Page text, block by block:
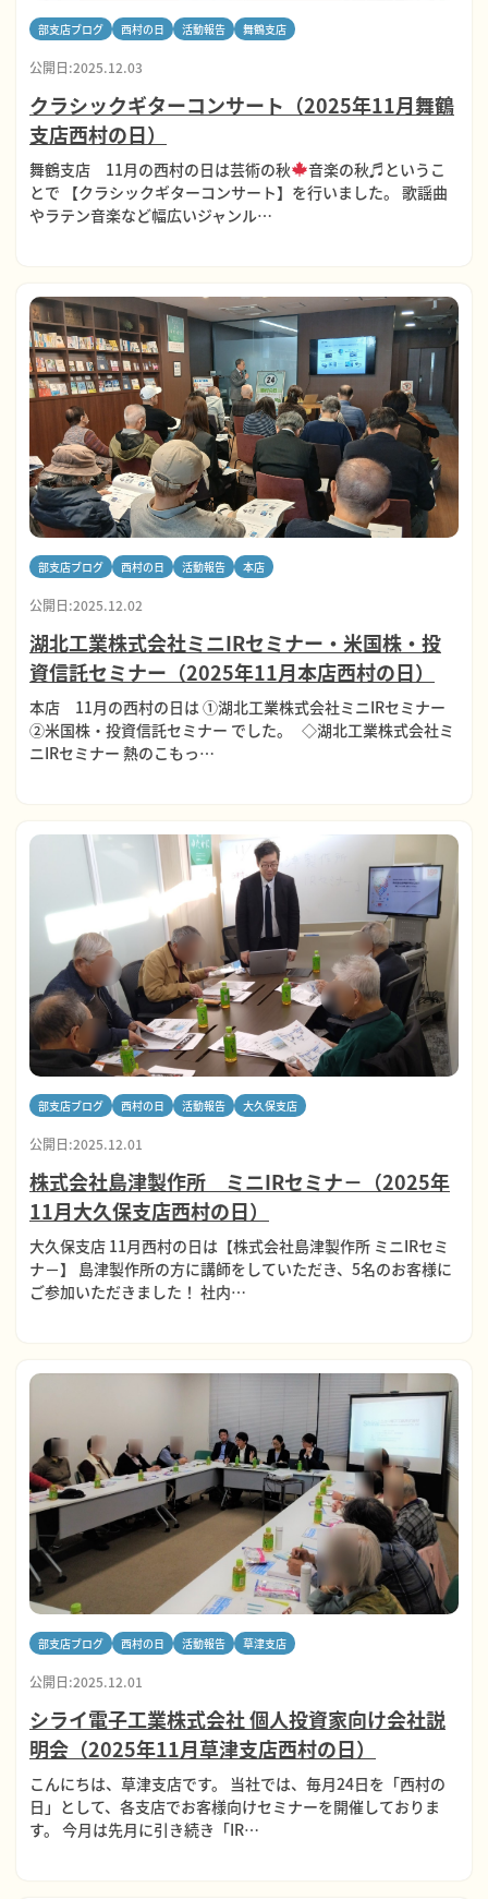
部支店ブログ 西村の日 活動報告 舞鶴支店
公開日:2025.12.03
クラシックギターコンサート（2025年11月舞鶴
支店西村の日）
舞鶴支店 11月の西村の日は芸術の秋
音楽の秋♬というこ
とで 【クラシックギターコンサート】を行いました。 歌謡曲
やラテン音楽など幅広いジャンル…
部支店ブログ 西村の日 活動報告 本店
公開日:2025.12.02
湖北工業株式会社ミニIRセミナー・米国株・投
資信託セミナー（2025年11月本店西村の日）
本店 11月の西村の日は ①湖北工業株式会社ミニIRセミナー
②米国株・投資信託セミナー でした。 ◇湖北工業株式会社ミ
ニIRセミナー 熱のこもっ…
部支店ブログ 西村の日 活動報告 大久保支店
公開日:2025.12.01
株式会社島津製作所 ミニIRセミナ－（2025年
11月大久保支店西村の日）
大久保支店 11月西村の日は【株式会社島津製作所 ミニIRセミ
ナ－】 島津製作所の方に講師をしていただき、5名のお客様に
ご参加いただきました！ 社内…
部支店ブログ 西村の日 活動報告 草津支店
公開日:2025.12.01
シライ電子工業株式会社 個人投資家向け会社説
明会（2025年11月草津支店西村の日）
こんにちは、草津支店です。 当社では、毎月24日を「西村の
日」として、各支店でお客様向けセミナーを開催しておりま
す。 今月は先月に引き続き「IR…